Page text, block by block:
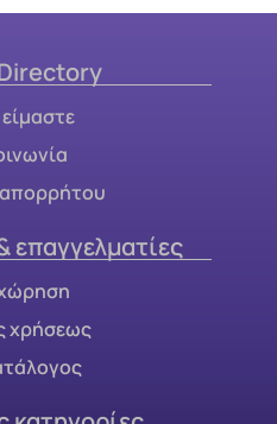
απορρήτου
επαγγελματίες
χρήσεως